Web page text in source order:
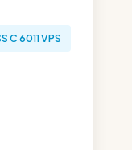
C 6011 VPS